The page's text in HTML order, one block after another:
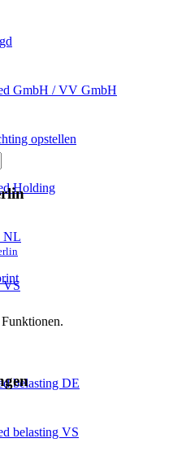
GmbH / VV GmbH
opstellen
Holding
NL
VS
belasting DE
belasting VS